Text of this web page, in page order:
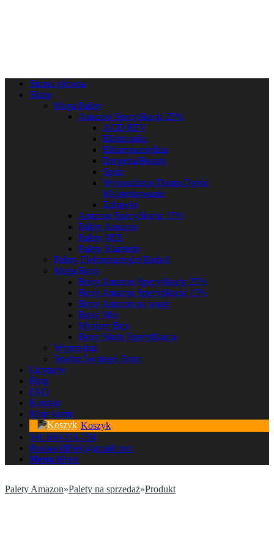
Strona główna
Sklep
Mega Palety
Amazon Specyfikacja 25%
AGD RTV
Elektronika
Elektronarzędzia
Drogeria/Beauty
Sport
Wyposażenie Domu Ogród
Majsterkowanie
Zabawki
Amazon Specyfikacja 15%
Palety Amazon
Palety MIX
Palety Klarstein
Palety Elektronarzędzi Einhell
Mega Boxy
Boxy Amazon Specyfikacja 25%
Boxy Amazon Specyfikacja 15%
Boxy Amazon na wagę
Boxy Mix
Mystery Box
Boxy Shein Specyfikacja
Wyprzedaż
Stwórz Swojego Boxa
Licytacje
Blog
FAQ
Kontakt
Moje konto
Koszyk
Tel. 609-311-734
fhudawidfilek@gmail.com
Menu Menu
Palety Amazon»Palety na sprzedaż»Produkt